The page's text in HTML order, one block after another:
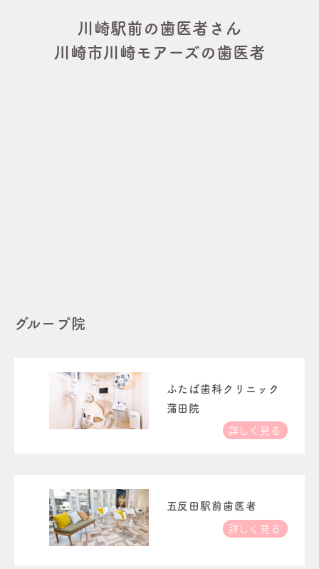
川崎駅前の歯医者さん
川崎市川崎モアーズの歯医者
グループ院
ふたば歯科クリニック
蒲田院
詳しく見る
五反田駅前歯医者
詳しく見る